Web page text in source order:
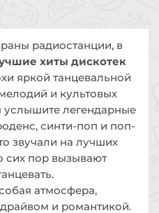
радиостанции, в
хиты дискотек
яркой танцевальной
и культовых
услышите легендарные
синти-поп и поп-
звучали на лучших
сих пор вызывают
атмосфера,
и романтикой.